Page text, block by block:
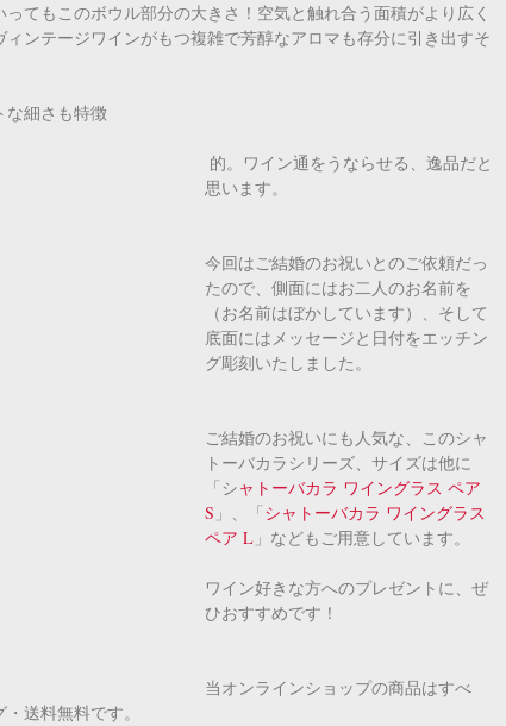
てもこのボウル部分の大きさ！空気と触れ合う面積がより広く
ンテージワインがもつ複雑で芳醇なアロマも存分に引き出すそ
な細さも特徴
思います。
今回はご結婚のお祝いとのご依頼だっ
たので、側面にはお二人のお名前を
（お名前はぼかしています）、そして
底面にはメッセージと日付をエッチン
グ彫刻いたしました。
ご結婚のお祝いにも人気な、このシャ
トーバカラシリーズ、サイズは他に
「シャトーバカラ ワイングラス ペア
S 」、「シャトーバカラ ワイングラス
ペア L 」などもご用意しています。
ワイン好きな方へのプレゼントに、ぜ
ひおすすめです！
当オンラインショップの商品はすべ
送料無料です。